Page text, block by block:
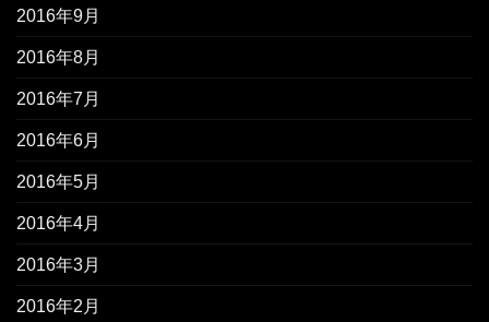
2016年9月
2016年8月
2016年7月
2016年6月
2016年5月
2016年4月
2016年3月
2016年2月